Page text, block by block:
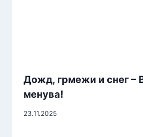
Дожд, грмежи и снег –
менува!
23.11.2025